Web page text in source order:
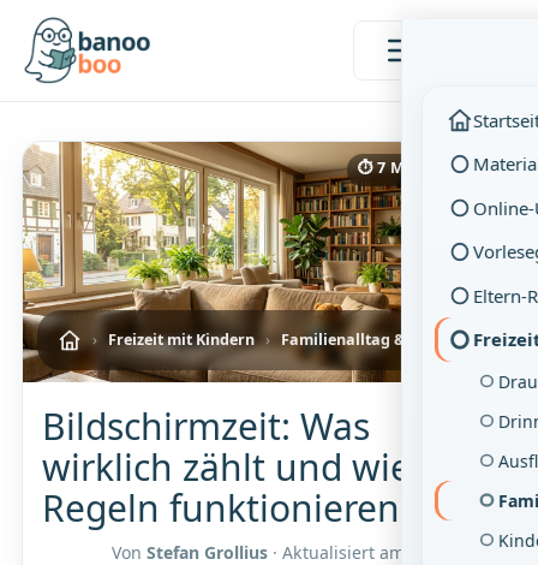
Eltern-
› Freizeit mit Kindern › Familienalltag & Zeitfenster
⏱ 7 Min. Lesezeit
Bildschirmzeit: Was
wirklich zählt und wie
Regeln funktionieren
VonStefan Grollius · Aktualisiert am 06.08.2026